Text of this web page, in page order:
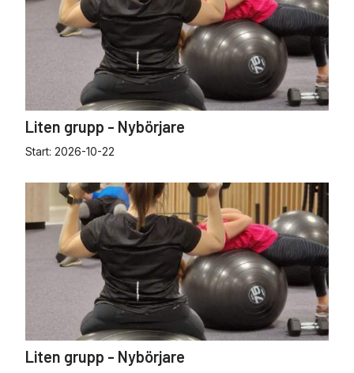
Liten grupp - Nybörjare
Start: 2026-10-22
Liten grupp - Nybörjare